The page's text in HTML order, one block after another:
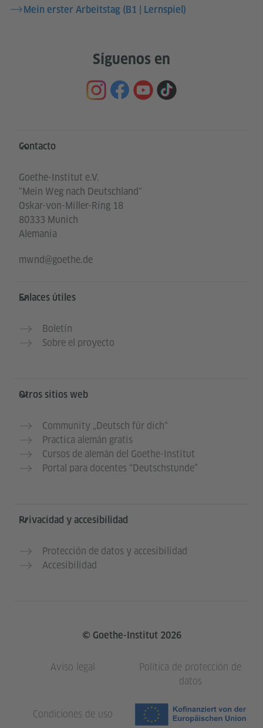
Mein erster Arbeitstag (B1 | Lernspiel)
Síguenos en
Service- und Informationsbereich
Contacto
Goethe-Institut e.V.
"Mein Weg nach Deutschland"
Oskar-von-Miller-Ring 18
80333 Munich
Alemania
mwnd@goethe.de
Enlaces útiles
Boletín
Sobre el proyecto
Otros sitios web
Community „Deutsch für dich“
Practica alemán gratis
Cursos de alemán del Goethe-Institut
Portal para docentes “Deutschstunde”
Privacidad y accesibilidad
Protección de datos y accesibilidad
Accesibilidad
© Goethe-Institut 2026
Aviso legal
Política de protección de
datos
Condiciones de uso